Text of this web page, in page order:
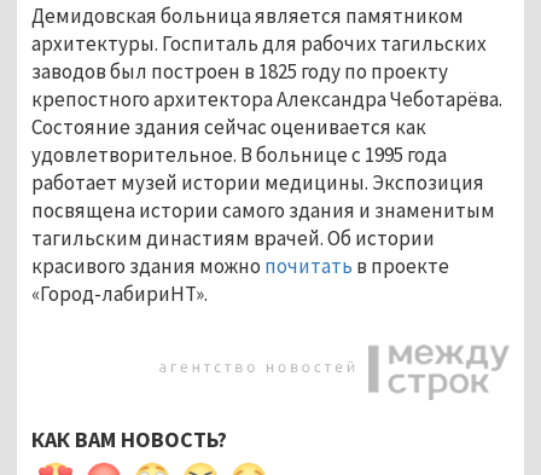
Демидовская больница является памятником
архитектуры. Госпиталь для рабочих тагильских
заводов был построен в 1825 году по проекту
крепостного архитектора Александра Чеботарёва.
Состояние здания сейчас оценивается как
удовлетворительное. В больнице с 1995 года
работает музей истории медицины. Экспозиция
посвящена истории самого здания и знаменитым
тагильским династиям врачей. Об истории
красивого здания можно почитать в проекте
«Город-лабириНТ».
КАК ВАМ НОВОСТЬ?